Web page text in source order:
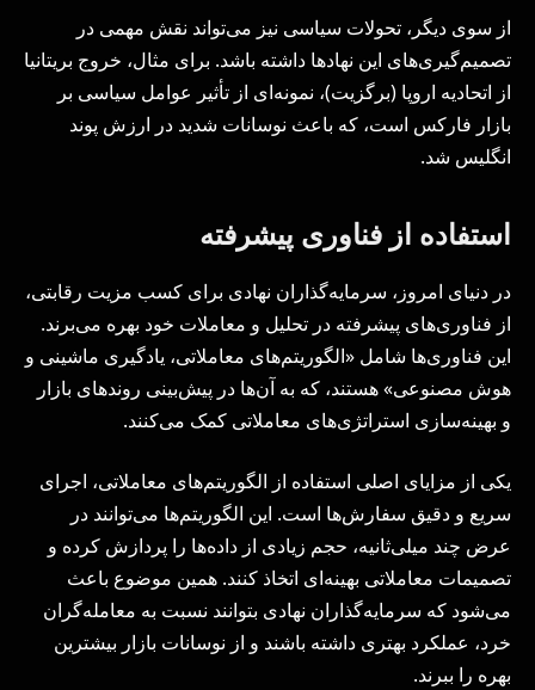
از سوی دیگر، تحولات سیاسی نیز می‌تواند نقش مهمی در
تصمیم‌گیری‌های این نهادها داشته باشد. برای مثال، خروج بریتانیا
از اتحادیه اروپا (برگزیت)، نمونه‌ای از تأثیر عوامل سیاسی بر
بازار فارکس است، که باعث نوسانات شدید در ارزش پوند
انگلیس شد.
استفاده از فناوری پیشرفته
در دنیای امروز، سرمایه‌گذاران نهادی برای کسب مزیت رقابتی،
از فناوری‌های پیشرفته در تحلیل و معاملات خود بهره می‌برند.
این فناوری‌ها شامل «الگوریتم‌های معاملاتی، یادگیری ماشینی و
هوش مصنوعی» هستند، که به آن‌ها در پیش‌بینی روندهای بازار
و بهینه‌سازی استراتژی‌های معاملاتی کمک می‌کنند.
یکی از مزایای اصلی استفاده از الگوریتم‌های معاملاتی، اجرای
سریع و دقیق سفارش‌ها است. این الگوریتم‌ها می‌توانند در
عرض چند میلی‌ثانیه، حجم زیادی از داده‌ها را پردازش کرده و
تصمیمات معاملاتی بهینه‌ای اتخاذ کنند. همین موضوع باعث
می‌شود که سرمایه‌گذاران نهادی بتوانند نسبت به معامله‌گران
خرد، عملکرد بهتری داشته باشند و از نوسانات بازار بیشترین
بهره را ببرند.